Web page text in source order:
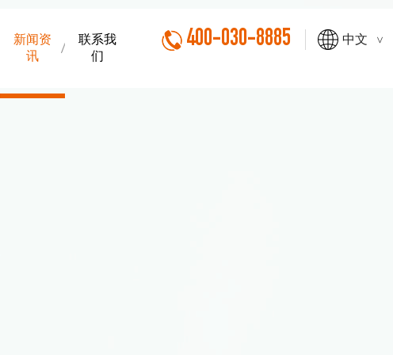
中文 >
400-030-8885
新闻资
讯
联系我
们